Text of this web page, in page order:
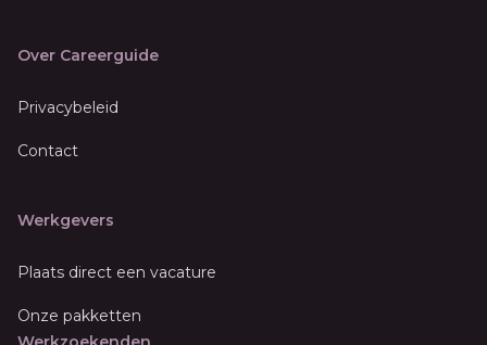
Over Careerguide
Privacybeleid
Contact
Werkgevers
Plaats direct een vacature
Onze pakketten